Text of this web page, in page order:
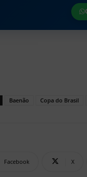
Baenão Copa do Brasil
Facebook X